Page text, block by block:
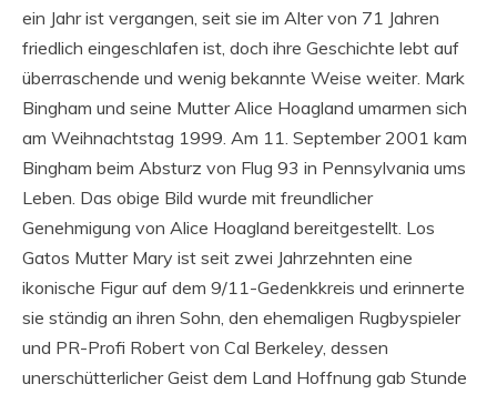
ein Jahr ist vergangen, seit sie im Alter von 71 Jahren
friedlich eingeschlafen ist, doch ihre Geschichte lebt auf
überraschende und wenig bekannte Weise weiter. Mark
Bingham und seine Mutter Alice Hoagland umarmen sich
am Weihnachtstag 1999. Am 11. September 2001 kam
Bingham beim Absturz von Flug 93 in Pennsylvania ums
Leben. Das obige Bild wurde mit freundlicher
Genehmigung von Alice Hoagland bereitgestellt. Los
Gatos Mutter Mary ist seit zwei Jahrzehnten eine
ikonische Figur auf dem 9/11-Gedenkkreis und erinnerte
sie ständig an ihren Sohn, den ehemaligen Rugbyspieler
und PR-Profi Robert von Cal Berkeley, dessen
unerschütterlicher Geist dem Land Hoffnung gab Stunde